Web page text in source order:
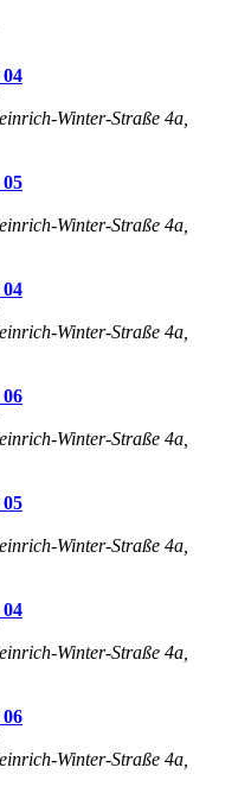
Winter-Straße 4a,
Winter-Straße 4a,
Winter-Straße 4a,
Winter-Straße 4a,
Winter-Straße 4a,
Winter-Straße 4a,
Winter-Straße 4a,